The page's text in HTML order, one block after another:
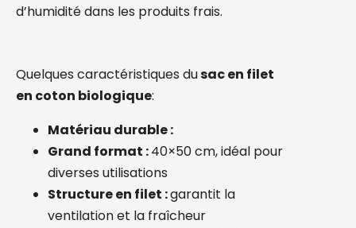
d’humidité dans les produits frais.
Quelques caractéristiques dusac en filet
en coton biologique:
Matériau durable :
Grand format :40×50 cm, idéal pour
diverses utilisations
Structure en filet :garantit la
ventilation et la fraîcheur